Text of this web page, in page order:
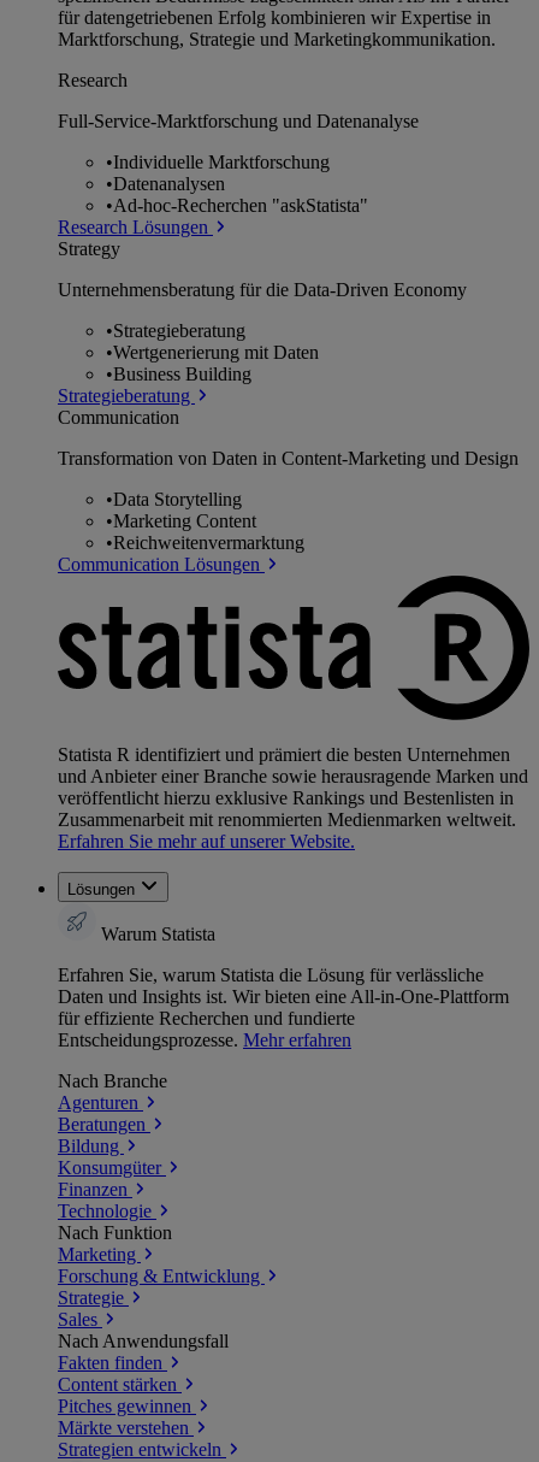
für datengetriebenen Erfolg kombinieren wir Expertise in
Marktforschung, Strategie und Marketingkommunikation.
Research
Full-Service-Marktforschung und Datenanalyse
•Individuelle Marktforschung
•Datenanalysen
•Ad-hoc-Recherchen "askStatista"
Research Lösungen
Strategy
Unternehmens­beratung für die Data-Driven Economy
•Strategieberatung
•Wertgenerierung mit Daten
•Business Building
Strategieberatung
Communication
Transformation von Daten in Content-Marketing und Design
•Data Storytelling
•Marketing Content
•Reichweitenvermarktung
Communication Lösungen
Statista R identifiziert und prämiert die besten Unternehmen
und Anbieter einer Branche sowie herausragende Marken und
veröffentlicht hierzu exklusive Rankings und Bestenlisten in
Zusammenarbeit mit renommierten Medienmarken weltweit.
Erfahren Sie mehr auf unserer Website.
Lösungen
Warum Statista
Erfahren Sie, warum Statista die Lösung für verlässliche
Daten und Insights ist. Wir bieten eine All-in-One-Plattform
für effiziente Recherchen und fundierte
Entscheidungsprozesse. Mehr erfahren
Nach Branche
Agenturen
Beratungen
Bildung
Konsumgüter
Finanzen
Technologie
Nach Funktion
Marketing
Forschung & Entwicklung
Strategie
Sales
Nach Anwendungsfall
Fakten finden
Content stärken
Pitches gewinnen
Märkte verstehen
Strategien entwickeln